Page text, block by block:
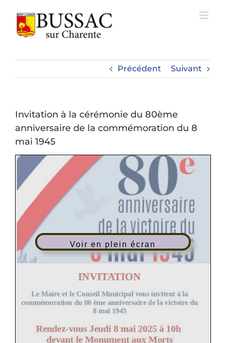
contenu
Précédent Suivant
Invitation à la cérémonie du 80ème
anniversaire de la commémoration du 8
mai 1945
Voir en plein écran